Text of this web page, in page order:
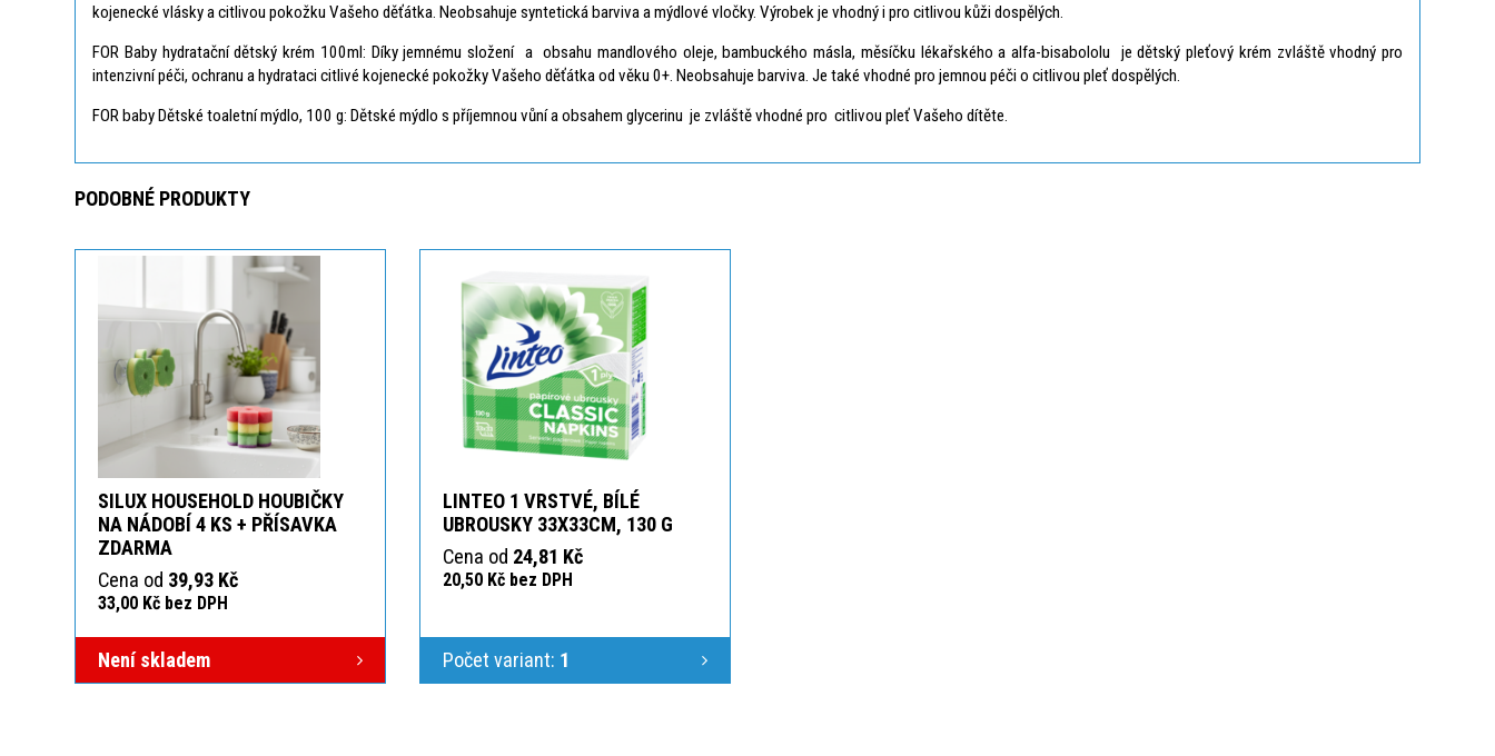
kojenecké vlásky a citlivou pokožku Vašeho děťátka. Neobsahuje syntetická barviva a mýdlové vločky. Výrobek je vhodný i pro citlivou kůži dospělých.
FOR Baby hydratační dětský krém 100ml: Díky jemnému složení a obsahu mandlového oleje, bambuckého másla, měsíčku lékařského a alfa-bisabololu je dětský pleťový krém zvláště vhodný pro
intenzivní péči, ochranu a hydrataci citlivé kojenecké pokožky Vašeho děťátka od věku 0+. Neobsahuje barviva. Je také vhodné pro jemnou péči o citlivou pleť dospělých.
FOR baby Dětské toaletní mýdlo, 100 g: Dětské mýdlo s příjemnou vůní a obsahem glycerinu je zvláště vhodné pro citlivou pleť Vašeho dítěte.
PODOBNÉ PRODUKTY
SILUX HOUSEHOLD HOUBIČKY
NA NÁDOBÍ 4 KS + PŘÍSAVKA
ZDARMA
Cena od 39,93 Kč
33,00 Kč bez DPH
Není skladem
LINTEO 1 VRSTVÉ, BÍLÉ
UBROUSKY 33X33CM, 130 G
Cena od 24,81 Kč
20,50 Kč bez DPH
Počet variant: 1